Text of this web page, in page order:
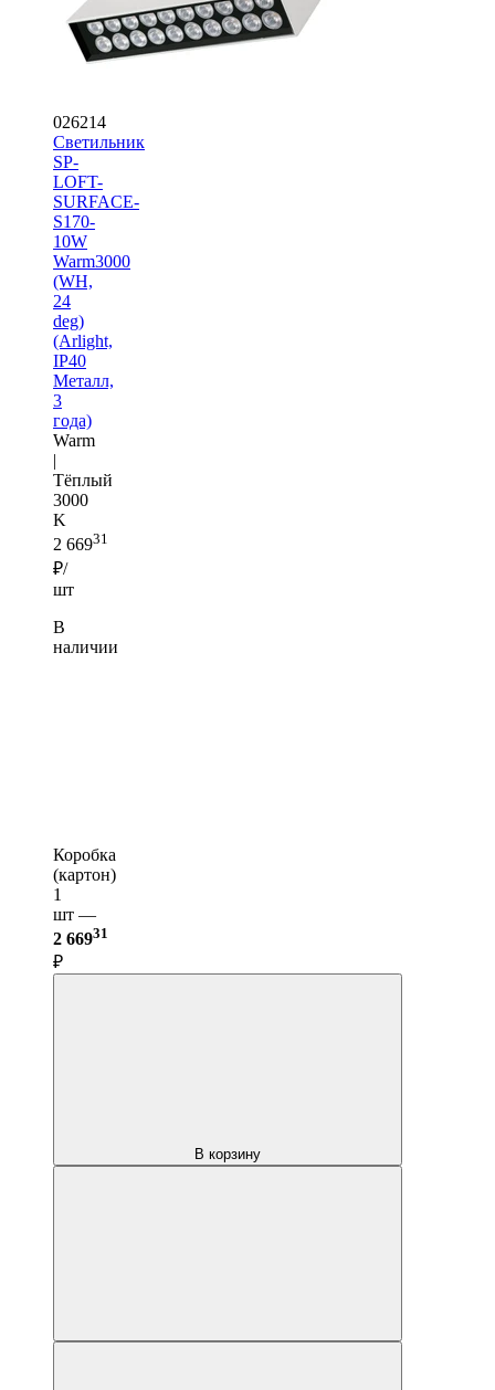
026214
Светильник
SP-
LOFT-
SURFACE-
S170-
10W
Warm3000
(WH,
24
deg)
(Arlight,
IP40
Металл,
3
года)
Warm
|
Тёплый
3000
K
2 66931
₽/
шт
В
наличии
Коробка
(картон)
1
шт —
2 66931
₽
В корзину